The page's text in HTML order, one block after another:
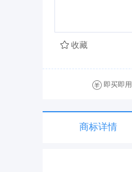
收藏
即买即用
商标详情